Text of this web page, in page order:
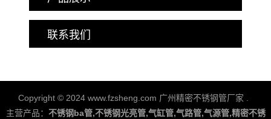
联系我们
Copyright © 2024 www.fzsheng.com 广州精密不锈钢管厂家 .
主营产品： 不锈钢ba管,不锈钢光亮管,气缸管,气路管,气源管,精密不锈